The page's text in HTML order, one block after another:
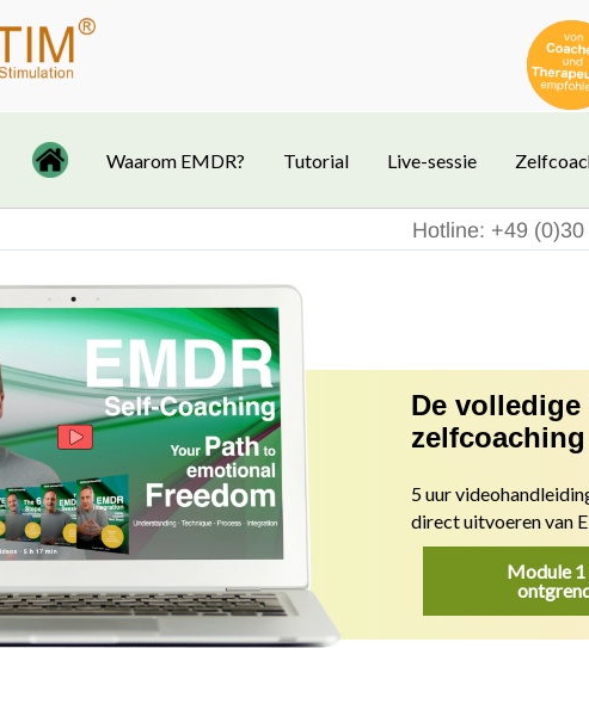
Waarom EMDR? Tutorial Live-sessie
Hotline: +49
De
zelfcoaching
5 uur
direct uitvoeren van
Module